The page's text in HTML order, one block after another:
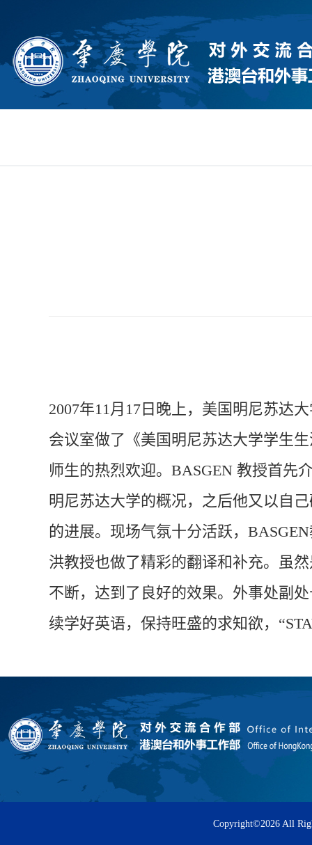
2007年11月17日晚上，美国明尼苏达
会议室做了《美国明尼苏达大学学生
师生的热烈欢迎。BASGEN 教授首先
明尼苏达大学的概况，之后他又以自
的进展。现场气氛十分活跃，
洪教授也做了精彩的翻译和补充。虽
不断，达到了良好的效果。外事处副
续学好英语，保持旺盛的求知欲，
Copyright©2026 All